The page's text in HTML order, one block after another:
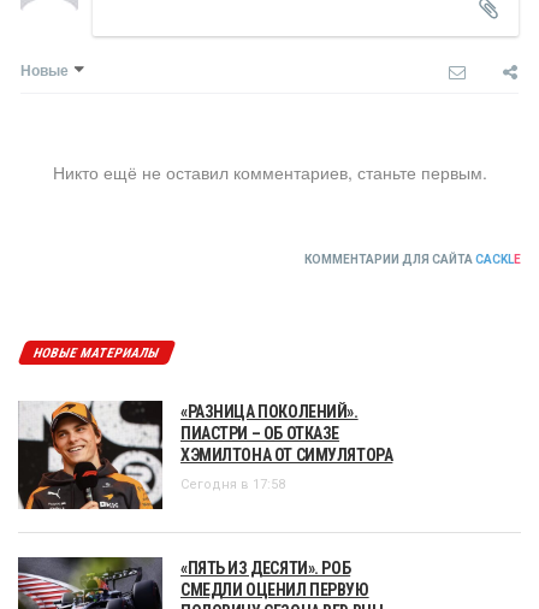
Новые
Никто ещё не оставил комментариев, станьте первым.
КОММЕНТАРИИ ДЛЯ САЙТА CACKLE
НОВЫЕ МАТЕРИАЛЫ
«РАЗНИЦА ПОКОЛЕНИЙ».
ПИАСТРИ – ОБ ОТКАЗЕ
ХЭМИЛТОНА ОТ СИМУЛЯТОРА
Сегодня в 17:58
«ПЯТЬ ИЗ ДЕСЯТИ». РОБ
СМЕДЛИ ОЦЕНИЛ ПЕРВУЮ